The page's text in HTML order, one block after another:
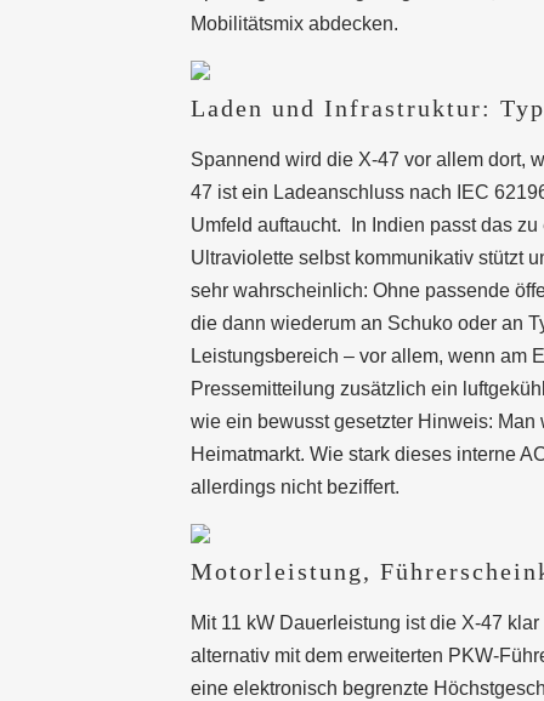
Mobilitätsmix abdecken.
Laden und Infrastruktur:
Spannend wird die X-47 vor allem dort,
47 ist ein Ladeanschluss nach IEC
Umfeld auftaucht.
In Indien passt das
Ultraviolette selbst kommunikativ stützt
sehr wahrscheinlich: Ohne passende
die dann wiederum an Schuko oder an
Leistungsbereich – vor allem, wenn am
Pressemitteilung zusätzlich ein
wie ein bewusst gesetzter Hinweis:
Heimatmarkt. Wie stark dieses interne
allerdings nicht beziffert.
Motorleistung,
Mit 11 kW Dauerleistung ist die X-47
alternativ mit dem erweiterten PKW-
eine elektronisch begrenzte